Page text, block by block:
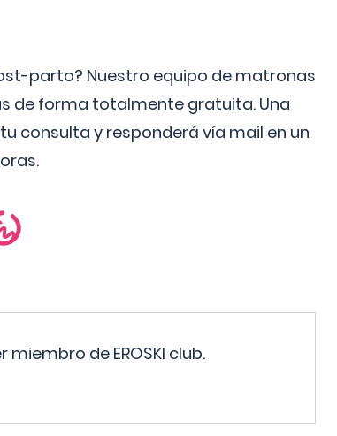
parto? Nuestro equipo de matronas
de forma totalmente gratuita. Una
consulta y responderá vía mail en un
de EROSKI club.